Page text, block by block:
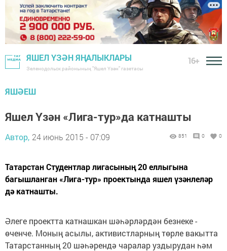
ЯШЕЛ ҮЗӘН ЯҢАЛЫКЛАРЫ
Зеленодольск районының "Яшел Үзән" газетасы
16+
ЯШӘЕШ
Яшел Үзән «Лига-тур»да катнашты
Автор, 24 июнь 2015 - 07:09 851 0 0
Татарстан Студентлар лигасының 20 еллыгына
багышланган «Лига-тур» проектында яшел үзәнлеләр
дә катнаш­ты.
Әлеге проектта катнашкан шәһәрләрдән безнеке -
өченче. Моның асылы, активистларның төрле вакытта
Татарстанның 20 шәһәрендә чаралар уздырудан һәм